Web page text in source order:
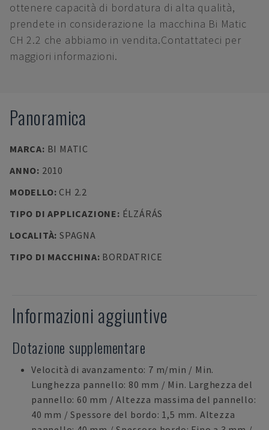
ottenere capacità di bordatura di alta qualità,
prendete in considerazione la macchina Bi Matic
CH 2.2 che abbiamo in vendita.Contattateci per
maggiori informazioni.
Panoramica
MARCA: BI MATIC
ANNO: 2010
MODELLO: CH 2.2
TIPO DI APPLICAZIONE: ÉLZÁRÁS
LOCALITÀ: SPAGNA
TIPO DI MACCHINA: BORDATRICE
Informazioni aggiuntive
Dotazione supplementare
Velocità di avanzamento: 7 m/min / Min.
Lunghezza pannello: 80 mm / Min. Larghezza del
pannello: 60 mm / Altezza massima del pannello:
40 mm / Spessore del bordo: 1,5 mm. Altezza